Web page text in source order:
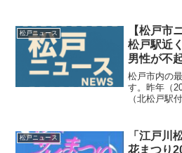
結する重要
て分かりや
松戸ニュース
【松戸市
松戸駅近
男性が不
松戸市内の
す。昨年（
（北松戸駅
したことを
ら今回の処
松戸ニュース
「江戸川
花まつり